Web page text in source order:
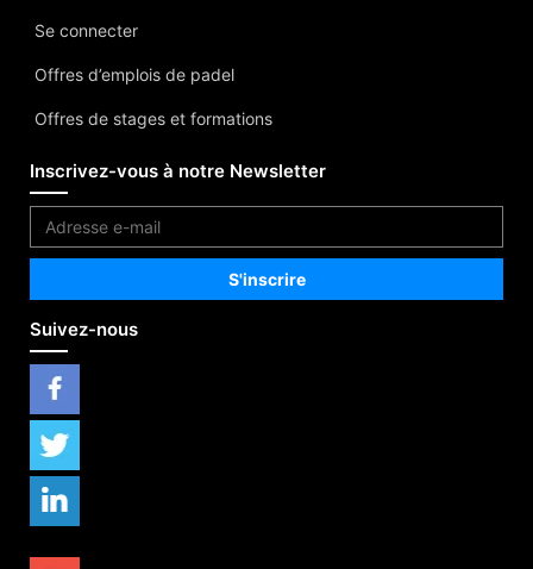
Se connecter
Offres d’emplois de padel
Offres de stages et formations
Inscrivez-vous à notre Newsletter
Suivez-nous